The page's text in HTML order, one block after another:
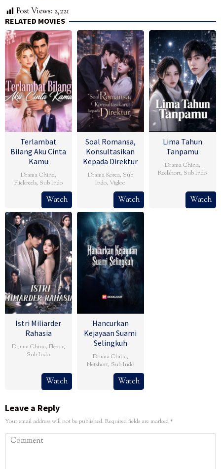
Post Views:2,221
RELATED MOVIES
Terlambat
Bilang Aku Cinta
Kamu
Drama China,
Flickreels, Sub Indo
Watch
Soal Romansa,
Konsultasikan
Kepada Direktur
Drama Korea, Sub
Indo,Vigloo
Watch
Lima Tahun
Tanpamu
Drama China,
Reelshort, Sub Indo
Watch
Istri Miliarder
Rahasia
Drama China, Flextv,
Sub Indo
Watch
Hancurkan
Kejayaan Suami
Selingkuh
Drama China,
Netshort, Sub Indo
Watch
Leave a Reply
Your email address will not be published. Required fields are marked*